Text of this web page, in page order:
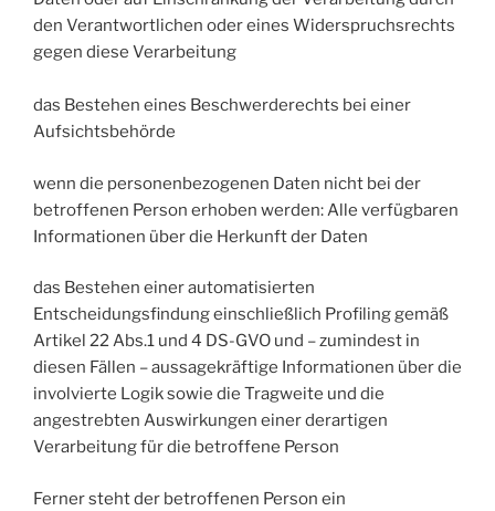
den Verantwortlichen oder eines Widerspruchsrechts
gegen diese Verarbeitung
das Bestehen eines Beschwerderechts bei einer
Aufsichtsbehörde
wenn die personenbezogenen Daten nicht bei der
betroffenen Person erhoben werden: Alle verfügbaren
Informationen über die Herkunft der Daten
das Bestehen einer automatisierten
Entscheidungsfindung einschließlich Profiling gemäß
Artikel 22 Abs.1 und 4 DS-GVO und – zumindest in
diesen Fällen – aussagekräftige Informationen über die
involvierte Logik sowie die Tragweite und die
angestrebten Auswirkungen einer derartigen
Verarbeitung für die betroffene Person
Ferner steht der betroffenen Person ein